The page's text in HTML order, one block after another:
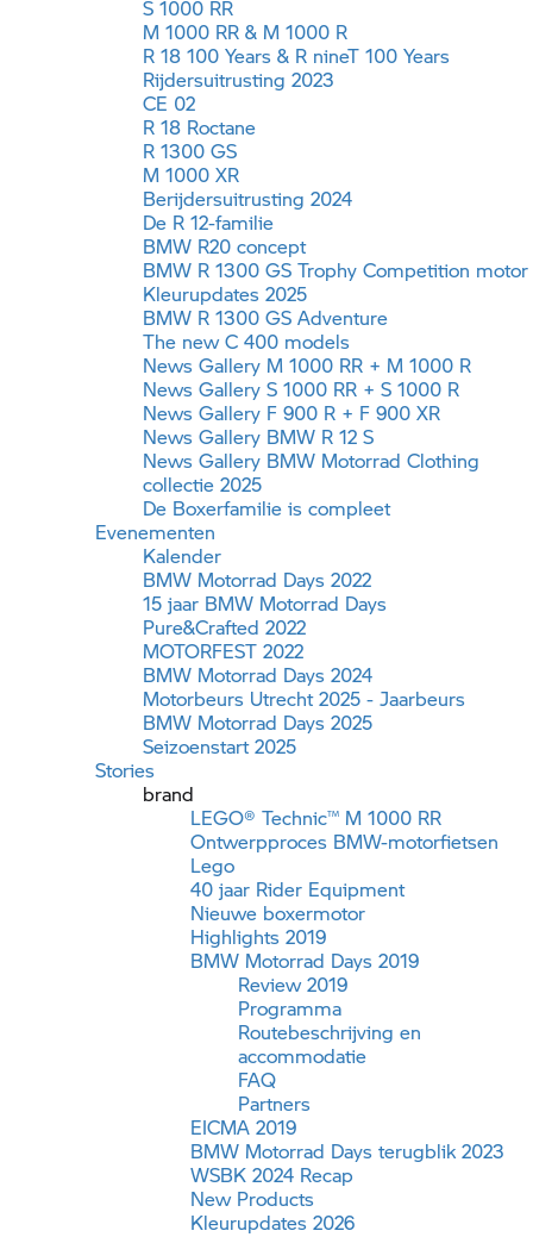
S 1000 RR
M 1000 RR & M 1000 R
R 18 100 Years & R nineT 100 Years
Rijdersuitrusting 2023
CE 02
R 18 Roctane
R 1300 GS
M 1000 XR
Berijdersuitrusting 2024
De R 12-familie
BMW R20 concept
BMW R 1300 GS Trophy Competition motor
Kleurupdates 2025
BMW R 1300 GS Adventure
The new C 400 models
News Gallery M 1000 RR + M 1000 R
News Gallery S 1000 RR + S 1000 R
News Gallery F 900 R + F 900 XR
News Gallery BMW R 12 S
News Gallery BMW Motorrad Clothing
collectie 2025
De Boxerfamilie is compleet
Evenementen
Kalender
BMW Motorrad Days 2022
15 jaar BMW Motorrad Days
Pure&Crafted 2022
MOTORFEST 2022
BMW Motorrad Days 2024
Motorbeurs Utrecht 2025 - Jaarbeurs
BMW Motorrad Days 2025
Seizoenstart 2025
Stories
brand
LEGO® Technic™ M 1000 RR
Ontwerpproces BMW-motorfietsen
Lego
40 jaar Rider Equipment
Nieuwe boxermotor
Highlights 2019
BMW Motorrad Days 2019
Review 2019
Programma
Routebeschrijving en
accommodatie
FAQ
Partners
EICMA 2019
BMW Motorrad Days terugblik 2023
WSBK 2024 Recap
New Products
Kleurupdates 2026